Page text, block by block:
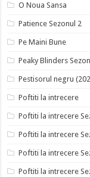
O Noua Sansa
Patience Sezonul 2
Pe Maini Bune
Peaky Blinders
Pestisorul negru
Poftiti la intrecere
Poftiti la intrecere
Poftiti la intrecere
Poftiti la intrecere
Poftiti la intrecere